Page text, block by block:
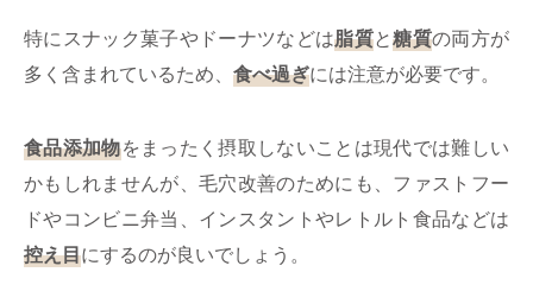
特にスナック菓子やドーナツなどは脂質と糖質の両方が
多く含まれているため、 食べ過ぎには注意が必要です。
食品添加物をまったく摂取しないことは現代では難しい
かもしれませんが、毛穴改善のためにも、ファストフー
ドやコンビニ弁当、インスタントやレトルト食品などは
控え目にするのが良いでしょう。